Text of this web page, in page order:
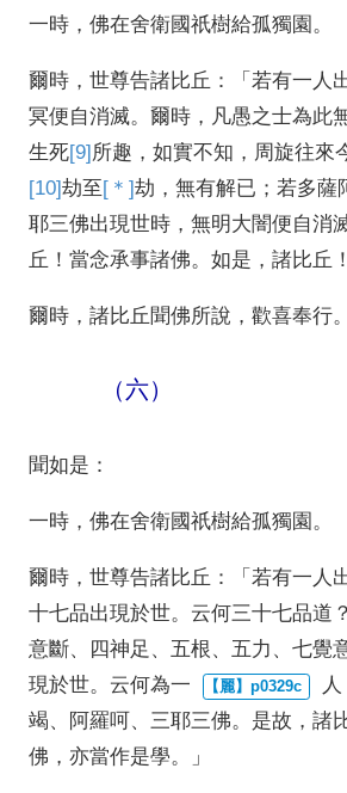
一時 ，佛在舍衛國祇樹給孤獨園。
爾時 ，世尊告諸比丘 ：「若有一人
冥便自消滅。爾時 ， 凡愚之士為此
生死[9]所趣 ，如實不知 ， 周旋往來
[10]劫至[＊]劫 ，無有解已 ；若多薩
耶三佛出現世時 ，無明大闇便自消
丘 ！當念承事諸佛。如是 ，諸比丘
爾時 ，諸比 丘聞佛所說 ，歡喜奉行
（六）
聞如是 ：
一時 ，佛在舍衛國祇樹給孤獨 園 。
爾時 ，世尊告諸比丘 ：「若有一人
十七品出現於世。 云何三十七品道
意斷、 四神足 、五根、五力 、七覺
現於世。 云何為一 人
竭、 阿羅呵 、三耶三佛。 是故 ，諸
佛 ，亦當作是學。」